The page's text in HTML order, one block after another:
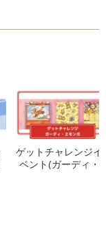
ゲットチャレンジイ
ベント(ガーディ・